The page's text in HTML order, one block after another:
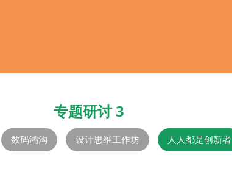
专题研讨 3
数码鸿沟 设计思维工作坊 人人都是创新者